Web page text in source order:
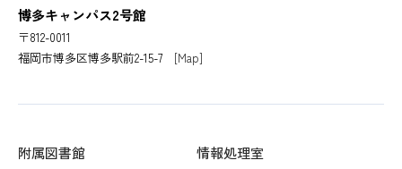
博多キャンパス2号館
〒812-0011
福岡市博多区博多駅前2-15-7 [Map]
附属図書館
情報処理室